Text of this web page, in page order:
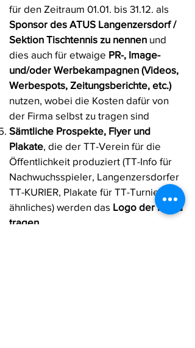
für den Zeitraum 01.01. bis 31.12. als
Sponsor des ATUS Langenzersdorf /
Sektion Tischtennis zu nennen und
dies auch für etwaige PR-, Image-
und/oder Werbekampagnen (Videos,
Werbespots, Zeitungsberichte, etc.)
nutzen, wobei die Kosten dafür von
der Firma selbst zu tragen sind
Sämtliche Prospekte, Flyer und
Plakate, die der TT-Verein für die
Öffentlichkeit produziert (TT-Info für
Nachwuchsspieler, Langenzersdorfer
TT-KURIER, Plakate für TT-Turnier und
ähnliches) werden das Logo der Firma
tragen